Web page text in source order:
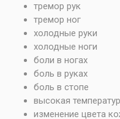
тремор рук
тремор ног
холодные руки
холодные ноги
боли в ногах
боль в руках
боль в стопе
высокая
изменение цвета